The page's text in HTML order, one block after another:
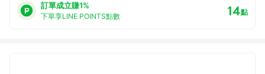
訂單成立賺1%
下單享LINE POINTS點數 14點